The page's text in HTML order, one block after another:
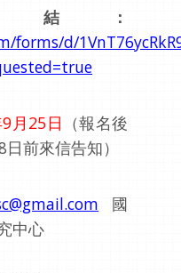
結：
d/
月25日 （報名後
前來信告知）
國
中心